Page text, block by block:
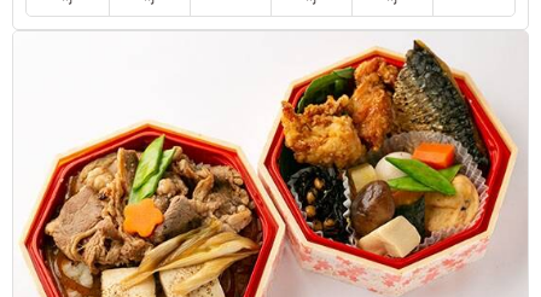
兵庫県神戸市西区樫野台